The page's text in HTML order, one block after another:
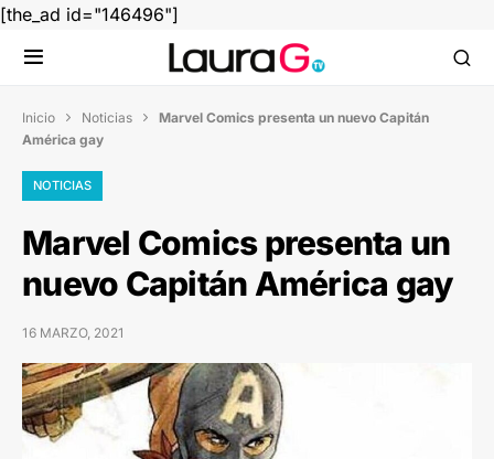
[the_ad id="146496"]
Inicio  Noticias  Marvel Comics presenta un nuevo Capitán
América gay
NOTICIAS
Marvel Comics presenta un
nuevo Capitán América gay
16 MARZO, 2021